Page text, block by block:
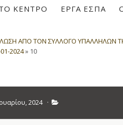
ΚΕΝΤΡΟ ΕΡΓΑ ΕΣΠΑ
ΑΠΟ ΤΟΝ ΣΥΛΛΟΓΟ ΥΠΑΛΛΗΛΩΝ
2024» 10
2024 ·